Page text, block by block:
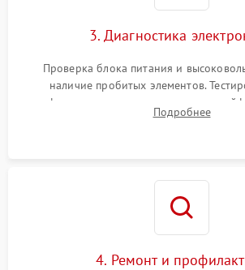
3. Диагностика
Проверка блока питания и
наличие пробитых элементов.
форматирования, целостности
картриджа и оптопар (датчиков
Подробнее
4. Ремонт и